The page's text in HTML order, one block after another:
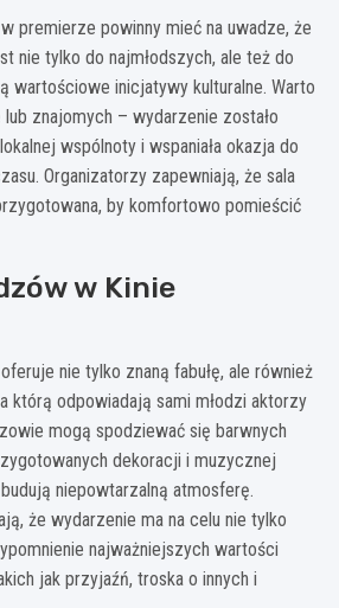
premierze powinny mieć na uwadze, że
nie tylko do najmłodszych, ale też do
wartościowe inicjatywy kulturalne. Warto
znajomych – wydarzenie zostało
wspólnoty i wspaniała okazja do
Organizatorzy zapewniają, że sala
by komfortowo pomieścić
w Kinie
nie tylko znaną fabułę, ale również
którą odpowiadają sami młodzi aktorzy
mogą spodziewać się barwnych
dekoracji i muzycznej
niepowtarzalną atmosferę.
że wydarzenie ma na celu nie tylko
najważniejszych wartości
jak przyjaźń, troska o innych i